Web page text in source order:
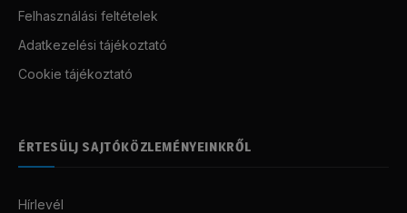
Felhasználási feltételek
Adatkezelési tájékoztató
Cookie tájékoztató
ÉRTESÜLJ SAJTÓKÖZLEMÉNYEINKRŐL
Hírlevél